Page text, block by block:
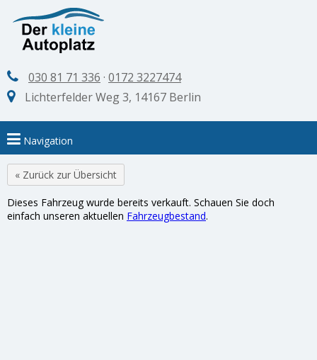
030 81 71 336 · 0172 3227474
Lichterfelder Weg 3, 14167 Berlin
Navigation
« Zurück zur Übersicht
Dieses Fahrzeug wurde bereits verkauft. Schauen Sie doch
einfach unseren aktuellen Fahrzeugbestand.